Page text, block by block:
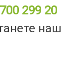
299 20
наш